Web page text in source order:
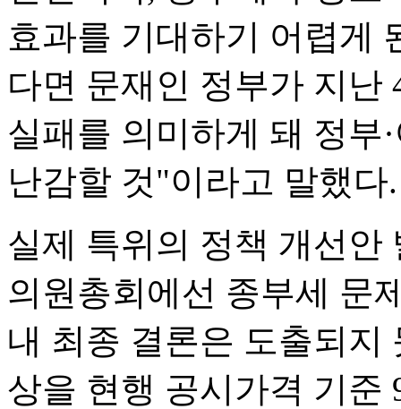
효과를 기대하기 어렵게
다면 문재인 정부가 지난
실패를 의미하게 돼 정부
난감할 것"이라고 말했다.
실제 특위의 정책 개선안
의원총회에선 종부세 문
내 최종 결론은 도출되지
상을 현행 공시가격 기준